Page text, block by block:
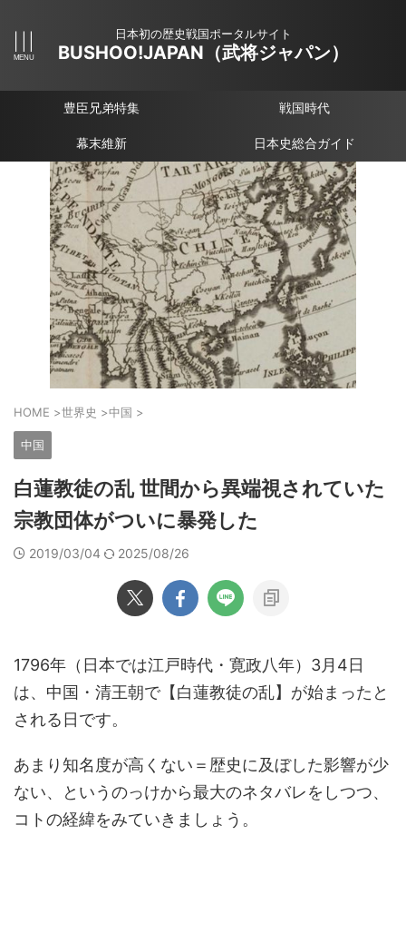
日本初の歴史戦国ポータルサイト
BUSHOO!JAPAN（武将ジャパン）
豊臣兄弟特集 戦国時代
幕末維新 日本史総合ガイド
HOME >世界史 >中国 >
中国
白蓮教徒の乱 世間から異端視されていた
宗教団体がついに暴発した
2019/03/04 2025/08/26
1796年（日本では江戸時代・寛政八年）3月4日
は、中国・清王朝で【白蓮教徒の乱】が始まったと
される日です。
あまり知名度が高くない＝歴史に及ぼした影響が少
ない、というのっけから最大のネタバレをしつつ、
コトの経緯をみていきましょう。